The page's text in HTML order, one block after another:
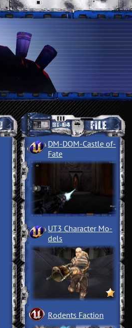
DM-DOM-Castle of­
Fate
UT3 Character Mo­
dels
Rodents Faction